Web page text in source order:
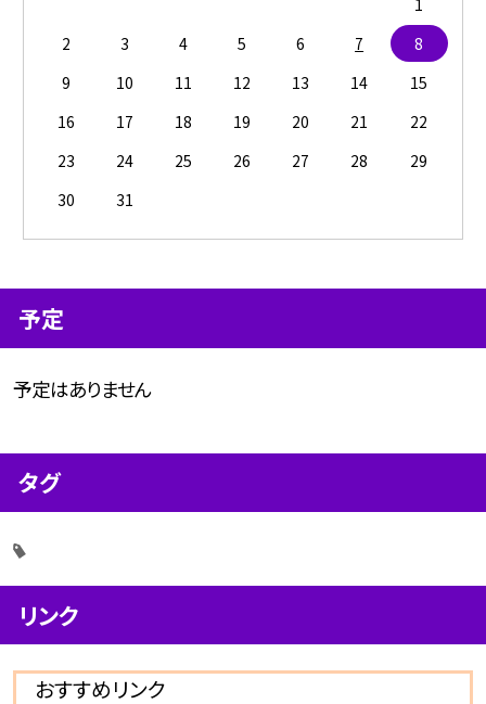
2
3 4 5 6 7
8
9
10 11 12 13 14
15
16
17 18 19 20 21
22
23
24 25 26 27 28
29
30
31
予定
予定はありません
タグ
リンク
おすすめリンク